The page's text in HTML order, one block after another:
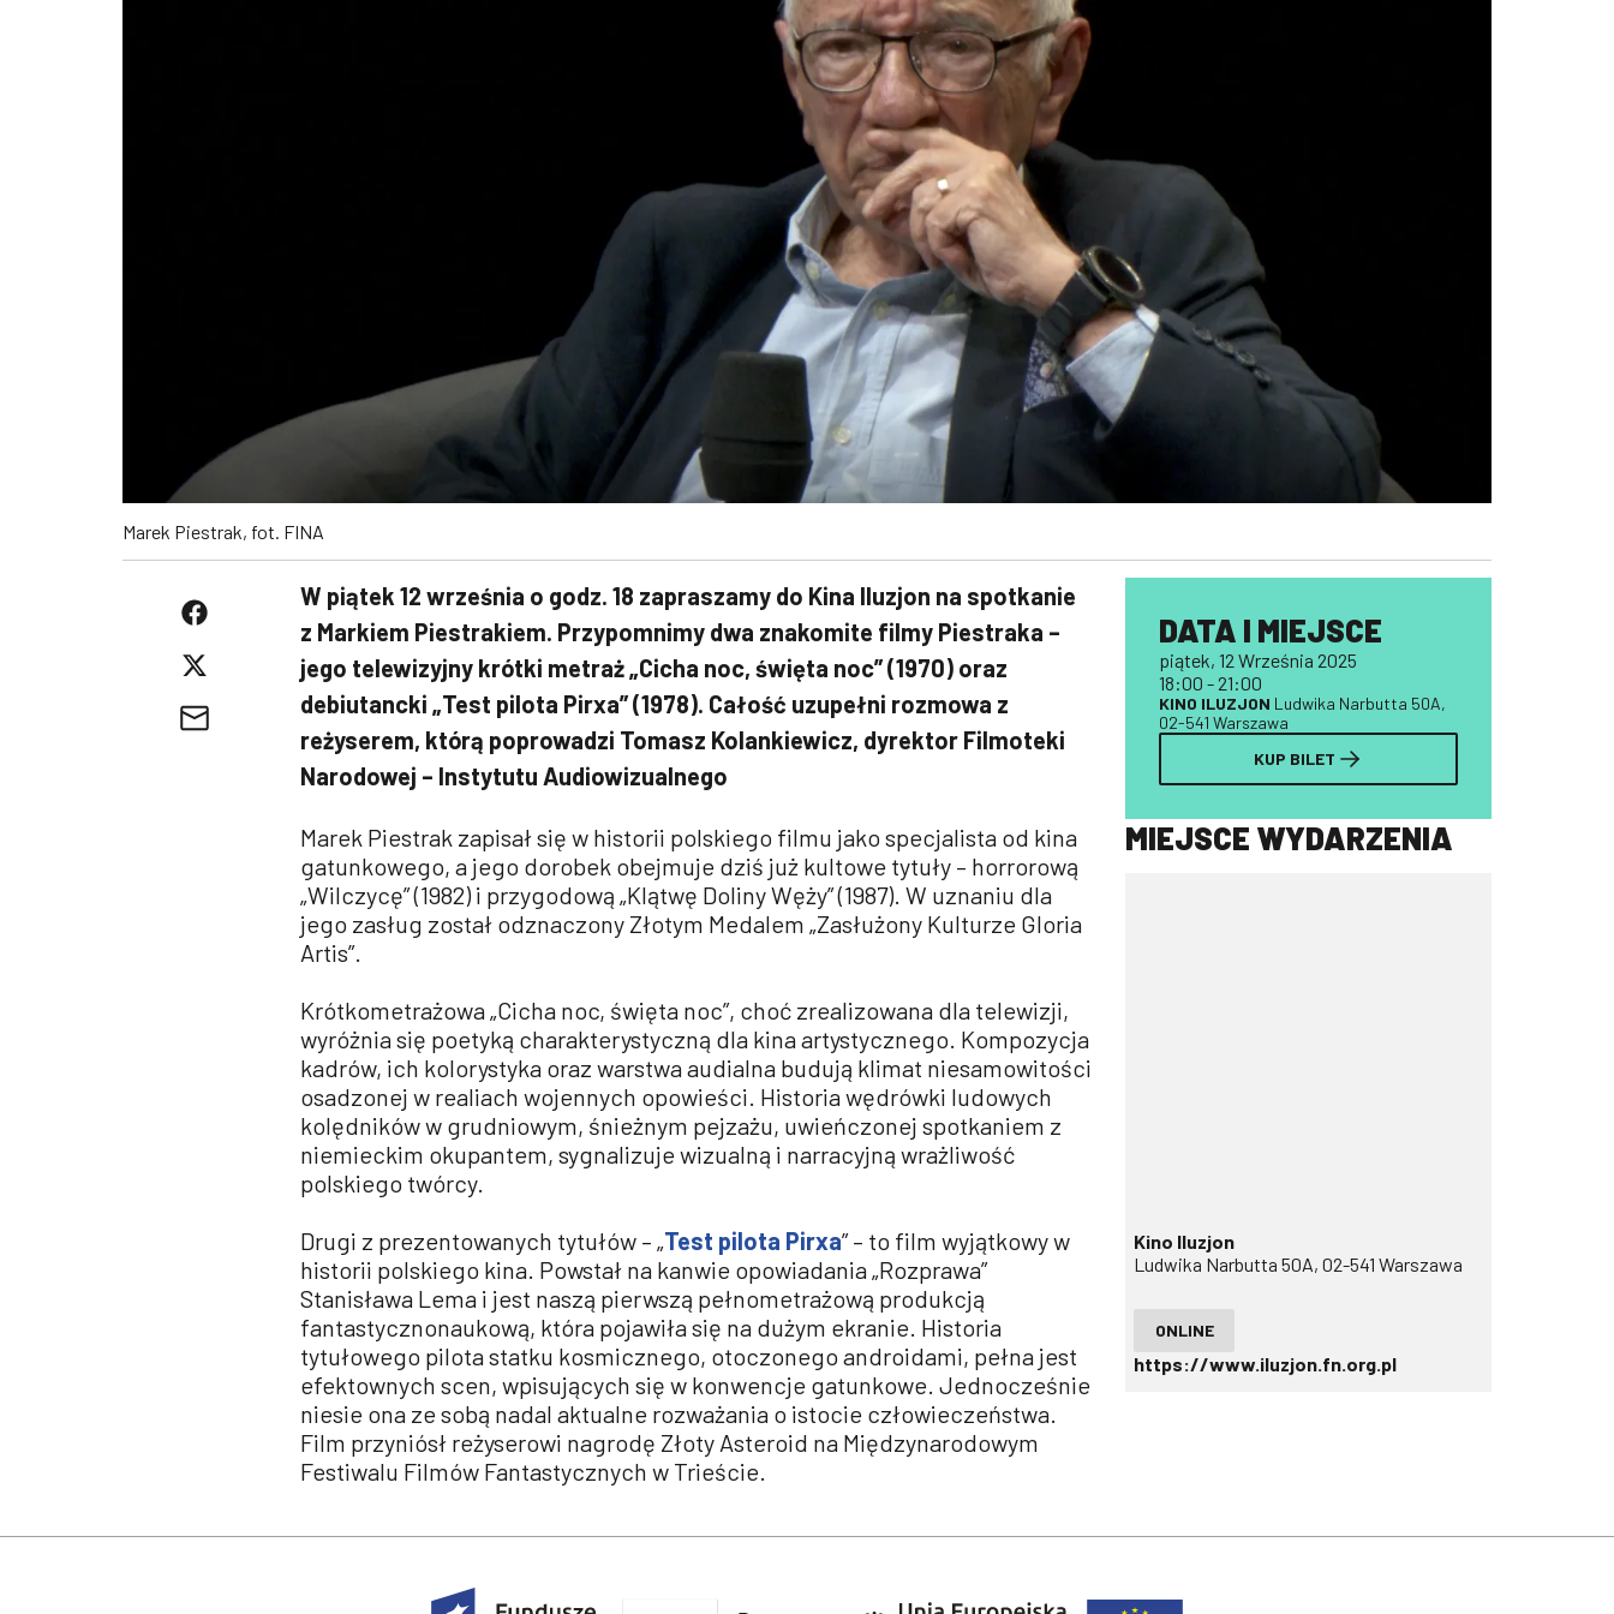
Marek Piestrak, fot. FINA
W piątek 12 września o godz. 18 zapraszamy do Kina Iluzjon na spotkanie
z Markiem Piestrakiem. Przypomnimy dwa znakomite filmy Piestraka –
jego telewizyjny krótki metraż „Cicha noc, święta noc” (1970) oraz
debiutancki „Test pilota Pirxa” (1978). Całość uzupełni rozmowa z
reżyserem, którą poprowadzi Tomasz Kolankiewicz, dyrektor Filmoteki
Narodowej – Instytutu Audiowizualnego
Marek Piestrak zapisał się w historii polskiego filmu jako specjalista od kina
gatunkowego, a jego dorobek obejmuje dziś już kultowe tytuły – horrorową
„Wilczycę” (1982) i przygodową „Klątwę Doliny Węży” (1987). W uznaniu dla
jego zasług został odznaczony Złotym Medalem „Zasłużony Kulturze Gloria
Artis”.
Krótkometrażowa „Cicha noc, święta noc”, choć zrealizowana dla telewizji,
wyróżnia się poetyką charakterystyczną dla kina artystycznego. Kompozycja
kadrów, ich kolorystyka oraz warstwa audialna budują klimat niesamowitości
osadzonej w realiach wojennych opowieści. Historia wędrówki ludowych
kolędników w grudniowym, śnieżnym pejzażu, uwieńczonej spotkaniem z
niemieckim okupantem, sygnalizuje wizualną i narracyjną wrażliwość
polskiego twórcy.
Drugi z prezentowanych tytułów – „Test pilota Pirxa” – to film wyjątkowy w
historii polskiego kina. Powstał na kanwie opowiadania „Rozprawa”
Stanisława Lema i jest naszą pierwszą pełnometrażową produkcją
fantastycznonaukową, która pojawiła się na dużym ekranie. Historia
tytułowego pilota statku kosmicznego, otoczonego androidami, pełna jest
efektownych scen, wpisujących się w konwencje gatunkowe. Jednocześnie
niesie ona ze sobą nadal aktualne rozważania o istocie człowieczeństwa.
Film przyniósł reżyserowi nagrodę Złoty Asteroid na Międzynarodowym
Festiwalu Filmów Fantastycznych w Trieście.
DATA I MIEJSCE
piątek, 12 Września 2025
18:00 - 21:00
KINO ILUZJON Ludwika Narbutta 50A,
02-541 Warszawa
KUP BILET
MIEJSCE WYDARZENIA
Kino Iluzjon
Ludwika Narbutta 50A, 02-541 Warszawa
ONLINE
https://www.iluzjon.fn.org.pl